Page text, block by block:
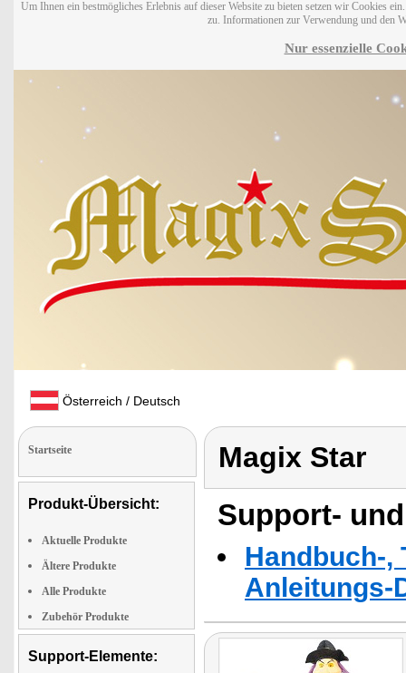
Um Ihnen ein bestmögliches Erlebnis auf dieser Website zu bieten setzen wir Cookies
zu. Informationen zur Verwendung und den
Nur essenzielle
Österreich / Deutsch
Startseite
Produkt-Übersicht:
Aktuelle Produkte
Ältere Produkte
Alle Produkte
Zubehör Produkte
Support-Elemente:
Magix Star
Support-
Handbuch-,
Anleitungs-